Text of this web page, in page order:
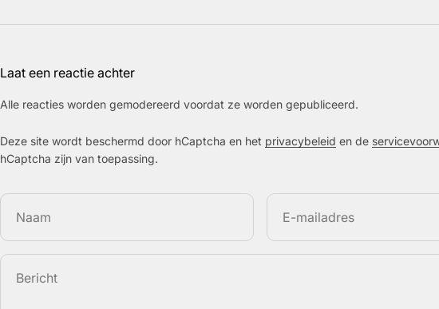
Laat een reactie achter
Alle reacties worden gemodereerd voordat ze worden gepubliceerd.
Deze site wordt beschermd door hCaptcha en het privacybeleid en de
hCaptcha zijn van toepassing.
Naam E-mailadres
Bericht